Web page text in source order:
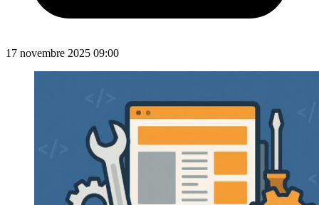
17 novembre 2025 09:00